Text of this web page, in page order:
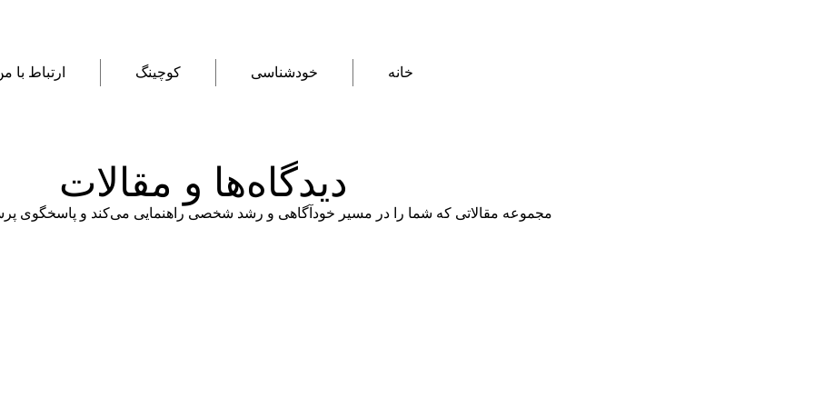
خانه خودشناسی کوچینگ ارتباط با
دیدگاه‌ها و مقالات
مجموعه مقالاتی که شما را در مسیر خودآگاهی و رشد شخصی راهنمایی می‌کند و